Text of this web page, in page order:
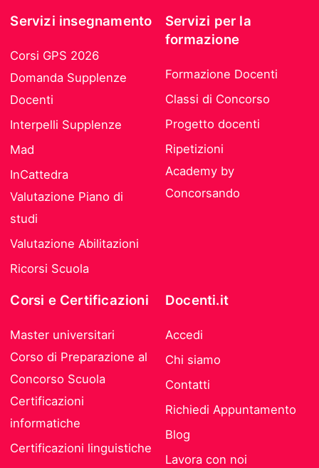
Servizi insegnamento
Corsi GPS 2026
Domanda Supplenze
Docenti
Interpelli Supplenze
Mad
InCattedra
Valutazione Piano di
studi
Valutazione Abilitazioni
Ricorsi Scuola
Servizi per la
formazione
Formazione Docenti
Classi di Concorso
Progetto docenti
Ripetizioni
Academy by
Concorsando
Corsi e Certificazioni
Master universitari
Corso di Preparazione al
Concorso Scuola
Certificazioni
informatiche
Certificazioni linguistiche
Docenti.it
Accedi
Chi siamo
Contatti
Richiedi Appuntamento
Blog
Lavora con noi